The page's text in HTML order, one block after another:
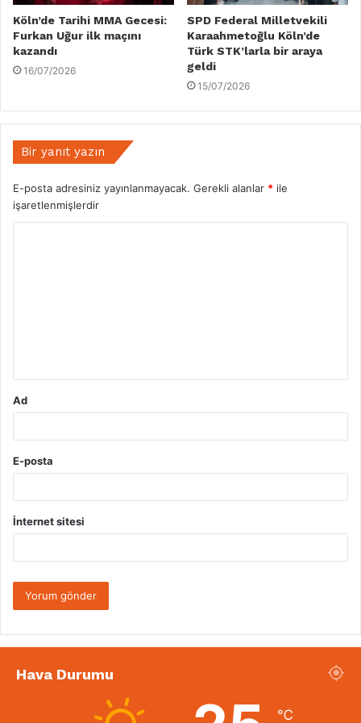
Köln’de Tarihi MMA Gecesi:
Furkan Uğur ilk maçını
kazandı
16/07/2026
SPD Federal Milletvekili
Karaahmetoğlu Köln’de
Türk STK’larla bir araya
geldi
15/07/2026
Bir yanıt yazın
E-posta adresiniz yayınlanmayacak. Gerekli alanlar * ile
işaretlenmişlerdir
Ad
E-posta
İnternet sitesi
Hava Durumu
℃